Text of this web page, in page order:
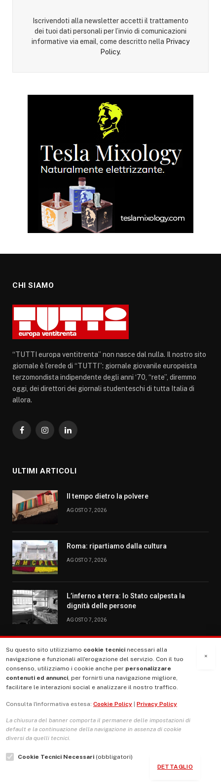
Iscrivendoti alla newsletter accetti il trattamento
dei tuoi dati personali per l’invio di comunicazioni
informative via email, come descritto nella Privacy
Policy.
CHI SIAMO
“TUTTI europa ventitrenta” non nasce dal nulla. Il nostro sito
giornale è l’erede di “TUTTI”: giornale giovanile europeista
terzomondista indipendente degli anni ‘70, “rete”, diremmo
oggi, dei direttori dei giornali studenteschi di tutta Italia di
allora.
FacebookInstagramLinkedIn
ULTIMI ARTICOLI
Il tempo dietro la polvere
AGOSTO 7, 2026
Roma: ripartiamo dalla cultura
AGOSTO 7, 2026
L’inferno a terra: lo Stato calpesta la
dignità delle persone
AGOSTO 7, 2026
MENU
La Nostra Storia
Le Copertine
L’Associazione
Indirizzo Socio Politico Culturale
×
Su questo sito utilizziamo cookie tecnici necessari alla
navigazione e funzionali all'erogazione del servizio. Con il tuo
consenso, utilizziamo i cookie anche per personalizzare
contenuti ed annunci, per fornirti una navigazione migliore,
facilitare le interazioni social e analizzare il nostro traffico.
Consulta l'informativa estesa: Cookie Policy Privacy Policy
La chiusura del banner comporta il permanere delle impostazioni di
default e la continuazione della navigazione in assenza di cookie
diversi da quelli tecnici.
Cookie Tecnici Necessari (obbligatori)
DETTAGLIO